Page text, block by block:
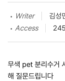
Writer
김성
Access
무색 pet 분리수거
해 질문드립니다